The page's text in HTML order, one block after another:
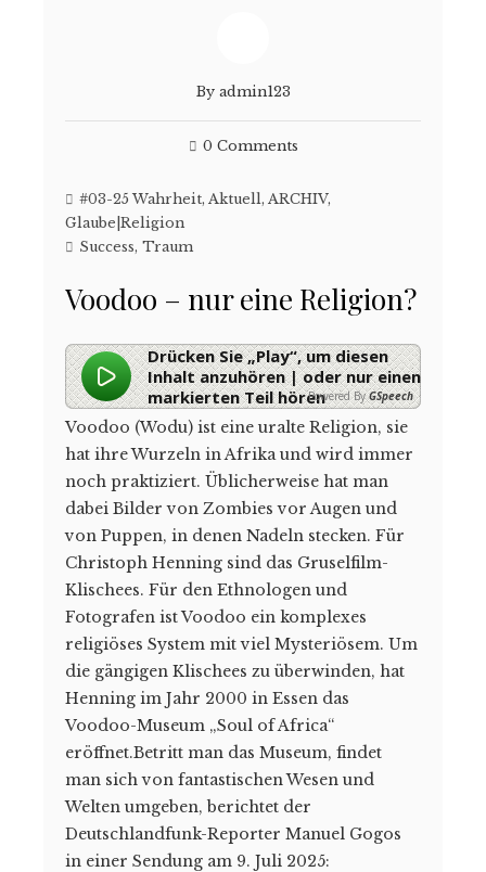
By admin123
0 Comments
#03-25 Wahrheit, Aktuell , ARCHIV,
Glaube|Religion
Success, Traum
Voodoo – nur eine Religion?
Drücken Sie „Play“, um diesen
Inhalt anzuhören | oder nur einen
markierten Teil hörenPowered By GSpeech
Voodoo (Wodu) ist eine uralte Religion, sie
hat ihre Wurzeln in Afrika und wird immer
noch praktiziert. Üblicherweise hat man
dabei Bilder von Zombies vor Augen und
von Puppen, in denen Nadeln stecken. Für
Christoph Henning sind das Gruselfilm-
Klischees. Für den Ethnologen und
Fotografen ist Voodoo ein komplexes
religiöses System mit viel Mysteriösem. Um
die gängigen Klischees zu überwinden, hat
Henning im Jahr 2000 in Essen das
Voodoo-Museum „Soul of Africa“
eröffnet.Betritt man das Museum, findet
man sich von fantastischen Wesen und
Welten umgeben, berichtet der
Deutschlandfunk-Reporter Manuel Gogos
in einer Sendung am 9. Juli 2025: